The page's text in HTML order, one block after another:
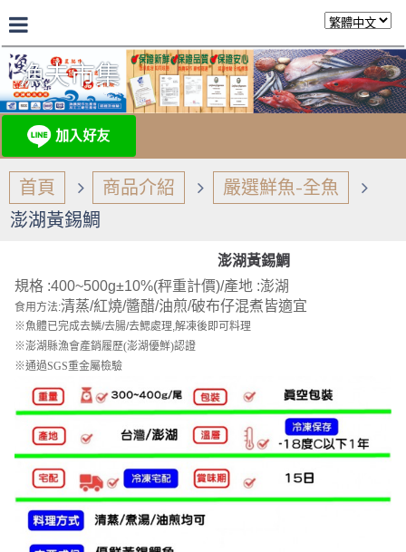
漁夫市集
首頁 商品介紹
嚴選鮮魚-全魚
澎湖黃錫鯛
澎湖黃錫鯛
規格 :400~500g±10%(秤重計價)/產地 :澎湖
食用方法:清蒸/紅燒/醬醋/油煎/破布仔混煮皆適宜
※ 魚體已完成去鱗/去腸/去鰓處理,解凍後即可料理
※澎湖縣漁會產銷履歷(澎湖優鮮)認證
※通過SGS重金屬檢驗